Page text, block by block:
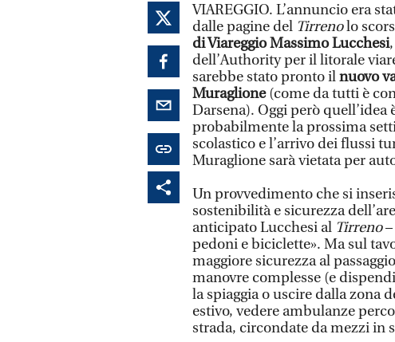
VIAREGGIO. L’annuncio era
dalle pagine del Tirrenolo
di Viareggio Massimo Lucchesi
dell’Authority per il litorale
sarebbe stato pronto ilnuovo
Muraglione(come da tutti è
Darsena). Oggi però quell’idea
probabilmente la prossima
scolastico e l’arrivo dei flussi
Muraglione sarà vietata per
Un provvedimento che si
sostenibilità e sicurezza
anticipato Lucchesi al Tirreno–
pedoni e biciclette». Ma sul
maggiore sicurezza al
manovre complesse (e
la spiaggia o uscire dalla zona
estivo, vedere ambulanze
strada, circondate da mezzi in